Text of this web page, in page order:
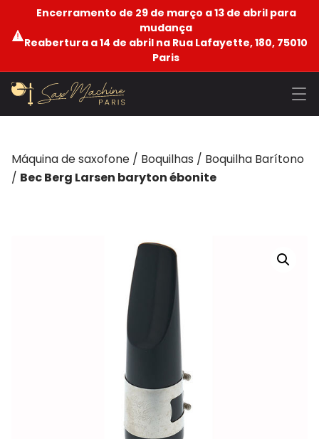
Encerramento de 29 de março a 13 de abril para
mudança
Reabertura a 14 de abril na Rua Lafayette, 180, 75010
Paris
Máquina de saxofone / Boquilhas / Boquilha Barítono
/ Bec Berg Larsen baryton ébonite